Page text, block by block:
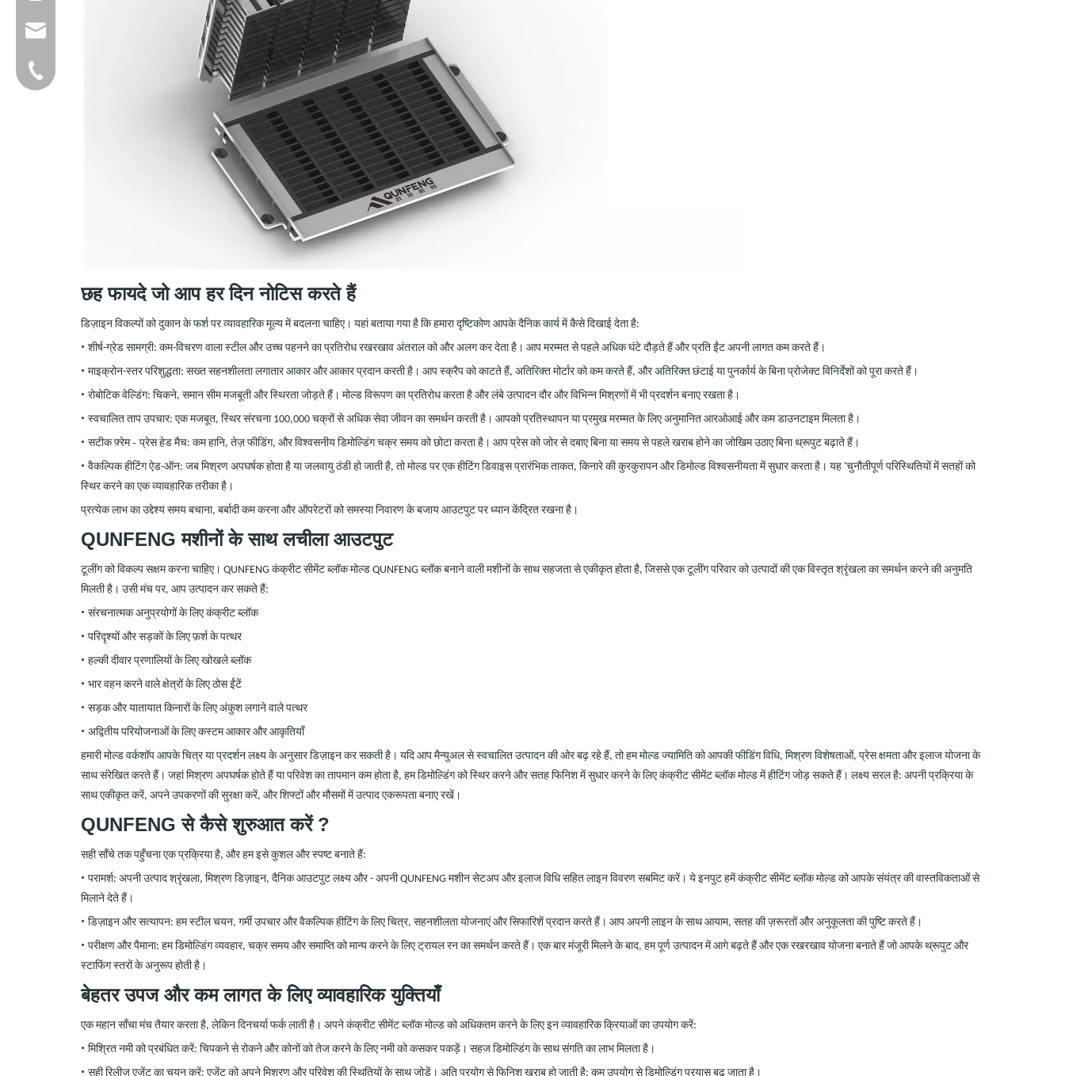
छह फायदे जो आप हर दिन नोटिस करते हैं
डिज़ाइन विकल्पों को दुकान के फर्श पर व्यावहारिक मूल्य में बदलना चाहिए। यहां बताया गया है कि हमारा दृष्टिकोण आपके दैनिक कार्य में कैसे दिखाई देता है:
• शीर्ष-ग्रेड सामग्री: कम-विचरण वाला स्टील और उच्च पहनने का प्रतिरोध रखरखाव अंतराल को और अलग कर देता है। आप मरम्मत से पहले अधिक घंटे दौड़ते हैं और प्रति ईंट अपनी लागत कम करते हैं।
• माइक्रोन-स्तर परिशुद्धता: सख्त सहनशीलता लगातार आकार और आकार प्रदान करती है। आप स्क्रैप को काटते हैं, अतिरिक्त मोर्टार को कम करते हैं, और अतिरिक्त छंटाई या पुनर्कार्य के बिना प्रोजेक्ट विनिर्देशों को पूरा करते हैं।
• रोबोटिक वेल्डिंग: चिकने, समान सीम मजबूती और स्थिरता जोड़ते हैं। मोल्ड विरूपण का प्रतिरोध करता है और लंबे उत्पादन दौर और विभिन्न मिश्रणों में भी प्रदर्शन बनाए रखता है।
• स्वचालित ताप उपचार: एक मजबूत, स्थिर संरचना 100,000 चक्रों से अधिक सेवा जीवन का समर्थन करती है। आपको प्रतिस्थापन या प्रमुख मरम्मत के लिए अनुमानित आरओआई और कम डाउनटाइम मिलता है।
• सटीक फ़्रेम - प्रेस हेड मैच: कम हानि, तेज़ फीडिंग, और विश्वसनीय डिमोल्डिंग चक्र समय को छोटा करता है। आप प्रेस को जोर से दबाए बिना या समय से पहले खराब होने का जोखिम उठाए बिना थ्रूपुट बढ़ाते हैं।
• वैकल्पिक हीटिंग ऐड-ऑन: जब मिश्रण अपघर्षक होता है या जलवायु ठंडी हो जाती है, तो मोल्ड पर एक हीटिंग डिवाइस प्रारंभिक ताकत, किनारे की कुरकुरापन और डिमोल्ड विश्वसनीयता में सुधार करता है। यह 'चुनौतीपूर्ण परिस्थितियों में सतहों को
स्थिर करने का एक व्यावहारिक तरीका है।
प्रत्येक लाभ का उद्देश्य समय बचाना, बर्बादी कम करना और ऑपरेटरों को समस्या निवारण के बजाय आउटपुट पर ध्यान केंद्रित रखना है।
QUNFENG मशीनों के साथ लचीला आउटपुट
टूलींग को विकल्प सक्षम करना चाहिए। QUNFENG कंक्रीट सीमेंट ब्लॉक मोल्ड QUNFENG ब्लॉक बनाने वाली मशीनों के साथ सहजता से एकीकृत होता है, जिससे एक टूलींग परिवार को उत्पादों की एक विस्तृत श्रृंखला का समर्थन करने की अनुमति
मिलती है। उसी मंच पर, आप उत्पादन कर सकते हैं:
• संरचनात्मक अनुप्रयोगों के लिए कंक्रीट ब्लॉक
• परिदृश्यों और सड़कों के लिए फ़र्श के पत्थर
• हल्की दीवार प्रणालियों के लिए खोखले ब्लॉक
• भार वहन करने वाले क्षेत्रों के लिए ठोस ईंटें
• सड़क और यातायात किनारों के लिए अंकुश लगाने वाले पत्थर
• अद्वितीय परियोजनाओं के लिए कस्टम आकार और आकृतियाँ
हमारी मोल्ड वर्कशॉप आपके चित्र या प्रदर्शन लक्ष्य के अनुसार डिज़ाइन कर सकती है। यदि आप मैन्युअल से स्वचालित उत्पादन की ओर बढ़ रहे हैं, तो हम मोल्ड ज्यामिति को आपकी फीडिंग विधि, मिश्रण विशेषताओं, प्रेस क्षमता और इलाज योजना के
साथ संरेखित करते हैं। जहां मिश्रण अपघर्षक होते हैं या परिवेश का तापमान कम होता है, हम डिमोल्डिंग को स्थिर करने और सतह फिनिश में सुधार करने के लिए कंक्रीट सीमेंट ब्लॉक मोल्ड में हीटिंग जोड़ सकते हैं। लक्ष्य सरल है: अपनी प्रक्रिया के
साथ एकीकृत करें, अपने उपकरणों की सुरक्षा करें, और शिफ्टों और मौसमों में उत्पाद एकरूपता बनाए रखें।
QUNFENG सेकैसे शुरुआत करें ?
सही साँचे तक पहुँचना एक प्रक्रिया है, और हम इसे कुशल और स्पष्ट बनाते हैं:
• परामर्श: अपनी उत्पाद श्रृंखला, मिश्रण डिज़ाइन, दैनिक आउटपुट लक्ष्य और- अपनी QUNFENG मशीन सेटअप और इलाज विधि सहित लाइन विवरण सबमिट करें। ये इनपुट हमें कंक्रीट सीमेंट ब्लॉक मोल्ड को आपके संयंत्र की वास्तविकताओं से
मिलाने देते हैं।
• डिज़ाइन और सत्यापन: हम स्टील चयन, गर्मी उपचार और वैकल्पिक हीटिंग के लिए चित्र, सहनशीलता योजनाएं और सिफारिशें प्रदान करते हैं। आप अपनी लाइन के साथ आयाम, सतह की ज़रूरतों और अनुकूलता की पुष्टि करते हैं।
• परीक्षण और पैमाना: हम डिमोल्डिंग व्यवहार, चक्र समय और समाप्ति को मान्य करने के लिए ट्रायल रन का समर्थन करते हैं। एक बार मंजूरी मिलने के बाद, हम पूर्ण उत्पादन में आगे बढ़ते हैं और एक रखरखाव योजना बनाते हैं जो आपके थ्रूपुट और
स्टाफिंग स्तरों के अनुरूप होती है।
बेहतर उपजऔरकम लागत केलिएव्यावहारिक युक्तियाँ
एक महान साँचा मंच तैयार करता है, लेकिन दिनचर्या फर्क लाती है। अपने कंक्रीट सीमेंट ब्लॉक मोल्ड को अधिकतम करने के लिए इन व्यावहारिक क्रियाओं का उपयोग करें:
• मिश्रित नमी को प्रबंधित करें: चिपकने से रोकने और कोनों को तेज करने के लिए नमी को कसकर पकड़ें। सहज डिमोल्डिंग के साथ संगति का लाभ मिलता है।
• सही रिलीज़ एजेंट का चयन करें: एजेंट को अपने मिश्रण और परिवेश की स्थितियों के साथ जोड़ें। अति प्रयोग से फिनिश ख़राब हो जाती है; कम उपयोग से डिमोल्डिंग प्रयास बढ़ जाता है।